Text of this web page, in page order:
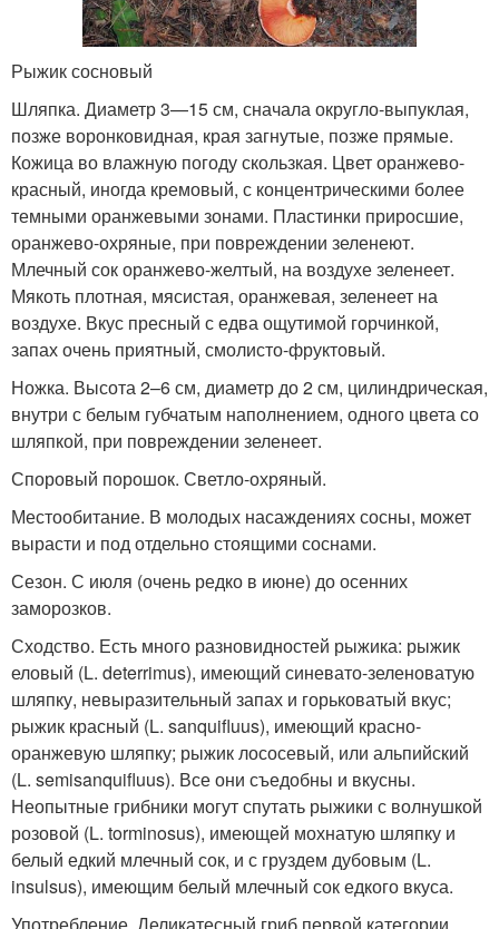
Рыжик сосновый
Шляпка. Диаметр 3—15 см, сначала округло-выпуклая,
позже воронковидная, края загнутые, позже прямые.
Кожица во влажную погоду скользкая. Цвет оранжево-
красный, иногда кремовый, с концентрическими более
темными оранжевыми зонами. Пластинки приросшие,
оранжево-охряные, при повреждении зеленеют.
Млечный сок оранжево-желтый, на воздухе зеленеет.
Мякоть плотная, мясистая, оранжевая, зеленеет на
воздухе. Вкус пресный с едва ощутимой горчинкой,
запах очень приятный, смолисто-фруктовый.
Ножка. Высота 2–6 см, диаметр до 2 см, цилиндрическая,
внутри с белым губчатым наполнением, одного цвета со
шляпкой, при повреждении зеленеет.
Споровый порошок. Светло-охряный.
Местообитание. В молодых насаждениях сосны, может
вырасти и под отдельно стоящими соснами.
Сезон. С июля (очень редко в июне) до осенних
заморозков.
Сходство. Есть много разновидностей рыжика: рыжик
еловый (L. deterrimus), имеющий синевато-зеленоватую
шляпку, невыразительный запах и горьковатый вкус;
рыжик красный (L. sanquifluus), имеющий красно-
оранжевую шляпку; рыжик лососевый, или альпийский
(L. semisanquifluus). Все они съедобны и вкусны.
Неопытные грибники могут спутать рыжики с волнушкой
розовой (L. torminosus), имеющей мохнатую шляпку и
белый едкий млечный сок, и с груздем дубовым (L.
insulsus), имеющим белый млечный сок едкого вкуса.